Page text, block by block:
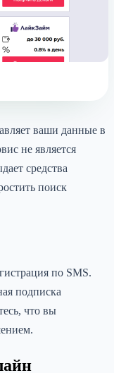
ваши данные в
не является
средства
поиск
по SMS.
подписка
что вы